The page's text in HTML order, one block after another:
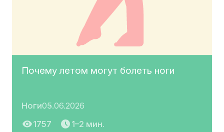
Почему летом могут болеть ноги
Ноги05.06.2026
1757
1–2 мин.